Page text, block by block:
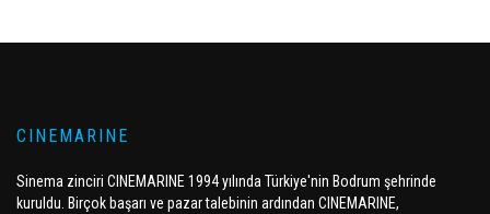
CINEMARINE
Sinema zinciri CINEMARINE 1994 yılında Türkiye'nin Bodrum şehrinde
kuruldu. Birçok başarı ve pazar talebinin ardından CINEMARINE,